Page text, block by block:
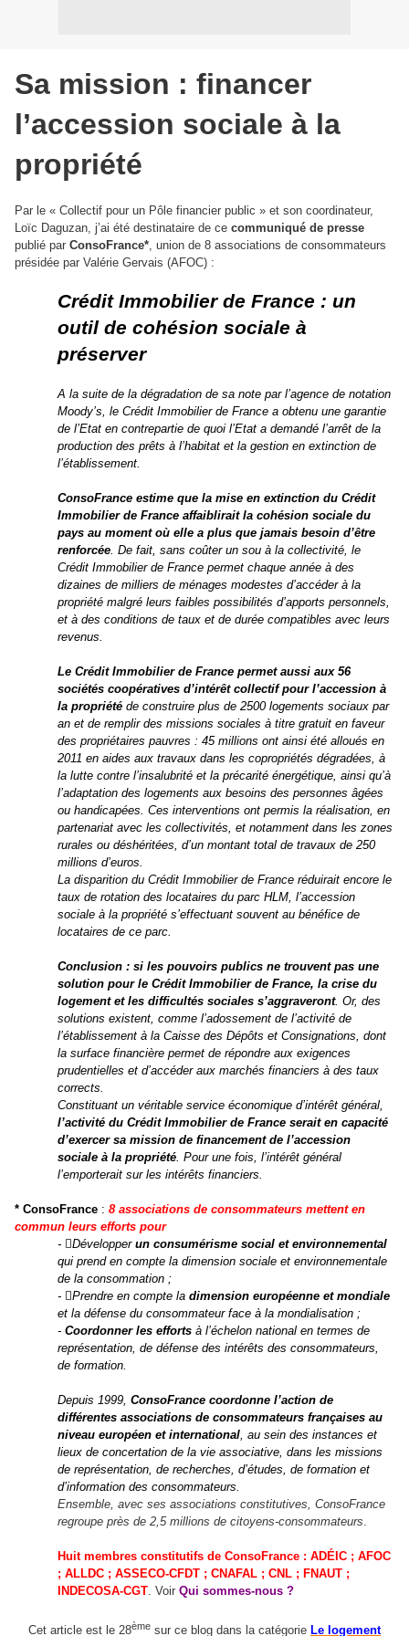
Sa mission : financer
l’accession sociale à la
propriété
Par le « Collectif pour un Pôle financier public » et son coordinateur,
Loïc Daguzan, j’ai été destinataire de ce communiqué de presse
publié par ConsoFrance*, union de 8 associations de consommateurs
présidée par Valérie Gervais (AFOC) :
Crédit Immobilier de France : un
outil de cohésion sociale à
préserver
A la suite de la dégradation de sa note par l’agence de notation
Moody’s, le Crédit Immobilier de France a obtenu une garantie
de l’Etat en contrepartie de quoi l’Etat a demandé l’arrêt de la
production des prêts à l’habitat et la gestion en extinction de
l’établissement.
ConsoFrance estime que la mise en extinction du Crédit
Immobilier de France affaiblirait la cohésion sociale du
pays au moment où elle a plus que jamais besoin d’être
renforcée. De fait, sans coûter un sou à la collectivité, le
Crédit Immobilier de France permet chaque année à des
dizaines de milliers de ménages modestes d’accéder à la
propriété malgré leurs faibles possibilités d’apports personnels,
et à des conditions de taux et de durée compatibles avec leurs
revenus.
Le Crédit Immobilier de France permet aussi aux 56
sociétés coopératives d’intérêt collectif pour l’accession à
la propriété de construire plus de 2500 logements sociaux par
an et de remplir des missions sociales à titre gratuit en faveur
des propriétaires pauvres : 45 millions ont ainsi été alloués en
2011 en aides aux travaux dans les copropriétés dégradées, à
la lutte contre l’insalubrité et la précarité énergétique, ainsi qu’à
l’adaptation des logements aux besoins des personnes âgées
ou handicapées. Ces interventions ont permis la réalisation, en
partenariat avec les collectivités, et notamment dans les zones
rurales ou déshéritées, d’un montant total de travaux de 250
millions d’euros.
La disparition du Crédit Immobilier de France réduirait encore le
taux de rotation des locataires du parc HLM, l’accession
sociale à la propriété s’effectuant souvent au bénéfice de
locataires de ce parc.
Conclusion : si les pouvoirs publics ne trouvent pas une
solution pour le Crédit Immobilier de France, la crise du
logement et les difficultés sociales s’aggraveront. Or, des
solutions existent, comme l’adossement de l’activité de
l’établissement à la Caisse des Dépôts et Consignations, dont
la surface financière permet de répondre aux exigences
prudentielles et d’accéder aux marchés financiers à des taux
corrects.
Constituant un véritable service économique d’intérêt général,
l’activité du Crédit Immobilier de France serait en capacité
d’exercer sa mission de financement de l’accession
sociale à la propriété. Pour une fois, l’intérêt général
l’emporterait sur les intérêts financiers.
* ConsoFrance : 8 associations de consommateurs mettent en
commun leurs efforts pour
- Développerun consumérisme social et environnemental
qui prend en compte la dimension sociale et environnementale
de la consommation ;
- Prendre en compte ladimension européenne et mondiale
et la défense du consommateur face à la mondialisation ;
-Coordonner les efforts à l’échelon national en termes de
représentation, de défense des intérêts des consommateurs,
de formation.
Depuis 1999,ConsoFrance coordonne l’action de
différentes associations de consommateurs françaises au
niveau européen et international, au sein des instances et
lieux de concertation de la vie associative, dans les missions
de représentation, de recherches, d’études, de formation et
d’information des consommateurs.
Ensemble, avec ses associations constitutives, ConsoFrance
regroupe près de 2,5 millions de citoyens-consommateurs.
Huit membres constitutifs de ConsoFrance : ADÉIC ; AFOC
; ALLDC ; ASSECO-CFDT ; CNAFAL ; CNL ; FNAUT ;
INDECOSA-CGT. Voir Qui sommes-nous?
Cet article est le 28ème sur ce blog dans la catégorie Le logement